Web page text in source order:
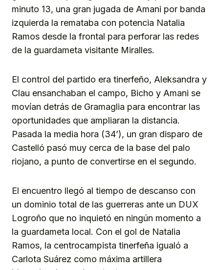
minuto 13, una gran jugada de Amani por banda
izquierda la remataba con potencia Natalia
Ramos desde la frontal para perforar las redes
de la guardameta visitante Miralles.
El control del partido era tinerfeño, Aleksandra y
Clau ensanchaban el campo, Bicho y Amani se
movían detrás de Gramaglia para encontrar las
oportunidades que ampliaran la distancia.
Pasada la media hora (34’), un gran disparo de
Castelló pasó muy cerca de la base del palo
riojano, a punto de convertirse en el segundo.
El encuentro llegó al tiempo de descanso con
un dominio total de las guerreras ante un DUX
Logroño que no inquietó en ningún momento a
la guardameta local. Con el gol de Natalia
Ramos, la centrocampista tinerfeña igualó a
Carlota Suárez como máxima artillera